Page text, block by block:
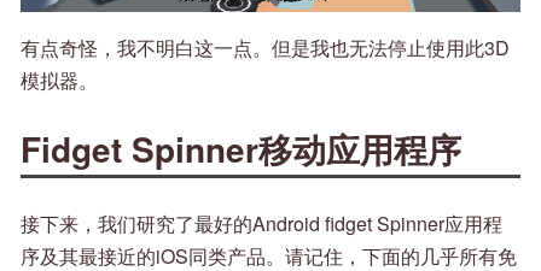
有点奇怪，我不明白这一点。但是我也无法停止使用此3D
模拟器。
Fidget Spinner移动应用程序
接下来，我们研究了最好的Android fidget Spinner应用程
序及其最接近的iOS同类产品。请记住，下面的几乎所有免